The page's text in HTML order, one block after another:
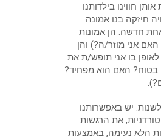
חווינו בילדותנו
חיזקה בנו אמונה
חדשה. הן אמונות
אני מוזר/ה?) והן
לאופן בו אני תופש/ת את
בטוח? האם הוא מפחיד?
יש באפשרותנו
את הרגשות
הלא נעימה, באמצעות